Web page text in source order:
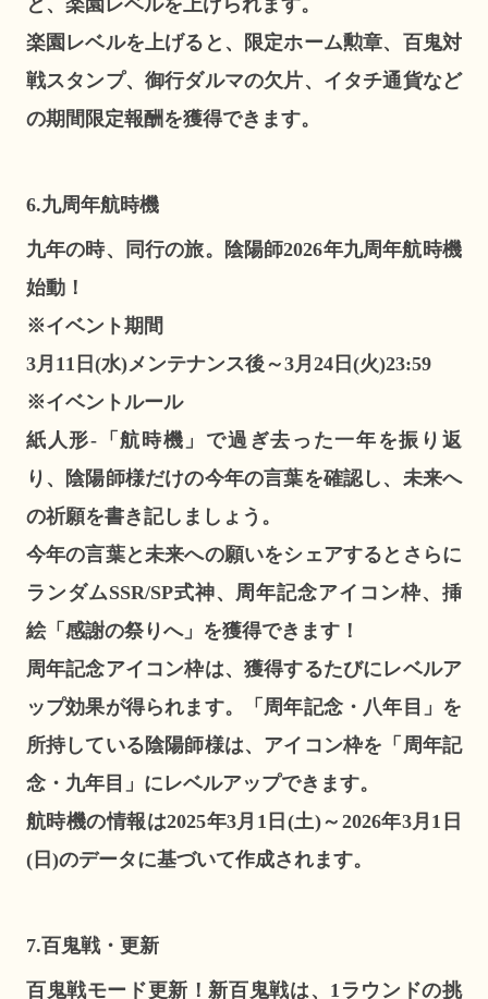
と、楽園レベルを上げられます。
楽園レベルを上げると、限定ホーム勲章、百鬼対
戦スタンプ、御行ダルマの欠片、イタチ通貨など
の期間限定報酬を獲得できます。
6.九周年航時機
九年の時、同行の旅。陰陽師2026年九周年航時機
始動！
※イベント期間
3月11日(水)メンテナンス後～3月24日(火)23:59
※イベントルール
紙人形-「航時機」で過ぎ去った一年を振り返
り、陰陽師様だけの今年の言葉を確認し、未来へ
の祈願を書き記しましょう。
今年の言葉と未来への願いをシェアするとさらに
ランダムSSR/SP式神、周年記念アイコン枠、挿
絵「感謝の祭りへ」を獲得できます！
周年記念アイコン枠は、獲得するたびにレベルア
ップ効果が得られます。「周年記念・八年目」を
所持している陰陽師様は、アイコン枠を「周年記
念・九年目」にレベルアップできます。
航時機の情報は2025年3月1日(土)～2026年3月1日
(日)のデータに基づいて作成されます。
7.百鬼戦・更新
百鬼戦モード更新！新百鬼戦は、1ラウンドの挑